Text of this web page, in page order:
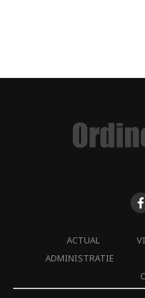
ACTUAL
ADMINISTRATIE